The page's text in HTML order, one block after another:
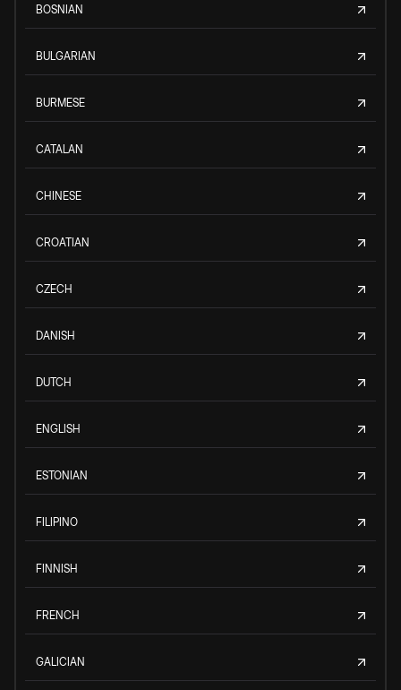
BOSNIAN
BULGARIAN
BURMESE
CATALAN
CHINESE
CROATIAN
CZECH
DANISH
DUTCH
ENGLISH
ESTONIAN
FILIPINO
FINNISH
FRENCH
GALICIAN